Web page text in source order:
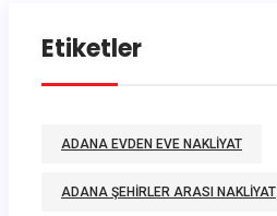
Etiketler
ADANA EVDEN EVE NAKLIYAT
ADANA ŞEHIRLER ARASI NAKLIYAT